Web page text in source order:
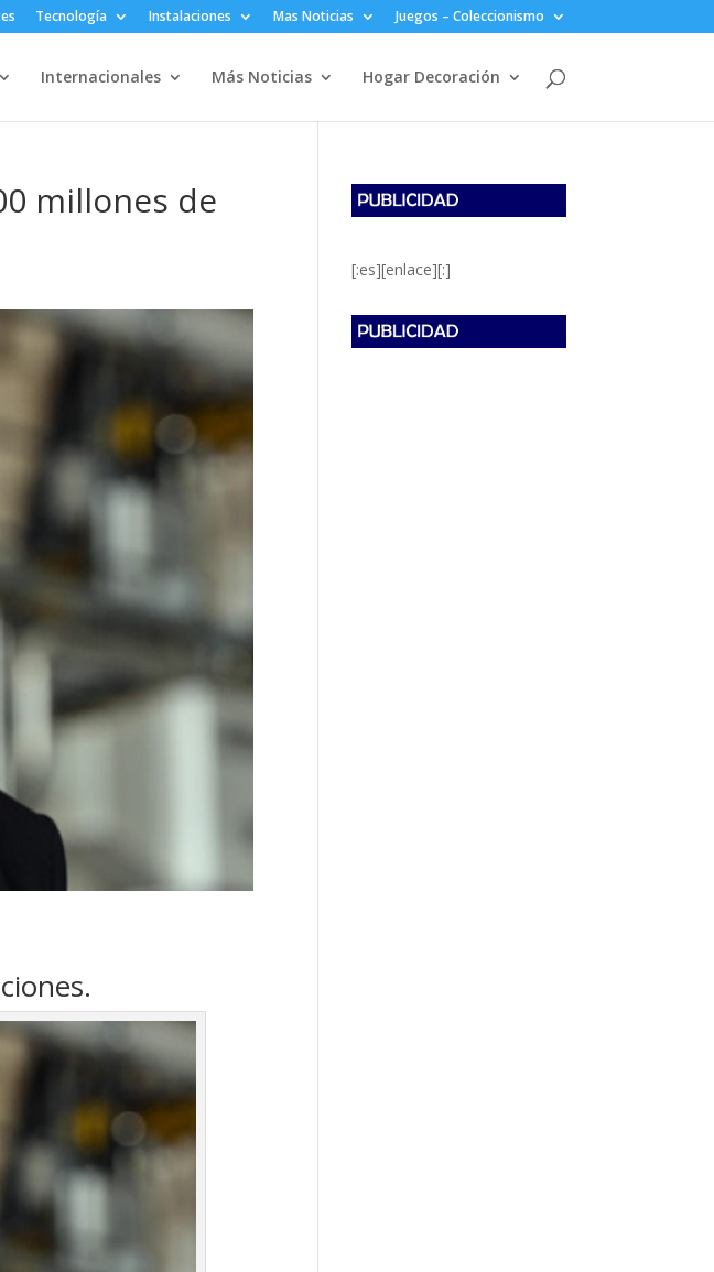
Tecnología Instalaciones Mas Noticias Juegos – Coleccionismo
Internacionales Más Noticias Hogar Decoración
millones de
[:es][enlace][:]